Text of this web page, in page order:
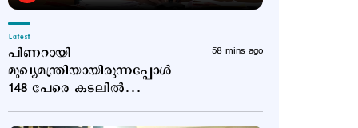
Latest
പിണറായി
മുഖ്യമന്ത്രിയായിരുന്നപ്പോൾ
148 പേരെ കടലിൽ
ആരോപണങ്ങള്‍ക്ക്
58 mins ago